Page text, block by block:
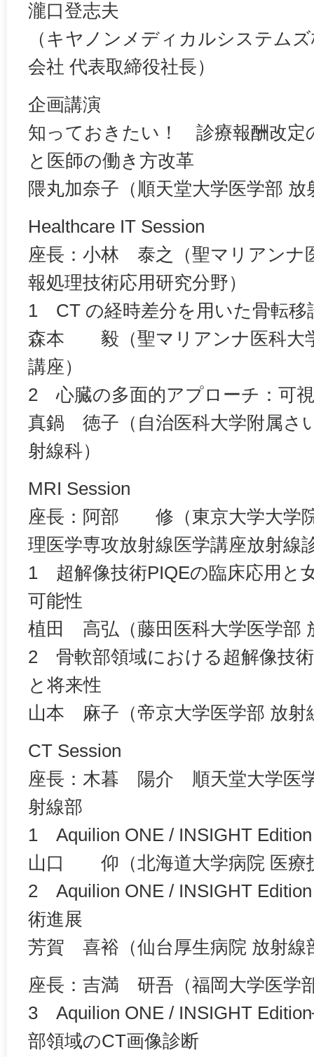
瀧口登志夫
（キヤノンメディカルシステム
会社 代表取締役社長）
企画講演
知っておきたい！ 診療報酬改定
と医師の働き方改革
隈丸加奈子（順天堂大学医学部 放
Healthcare IT Session
座長：小林 泰之（聖マリアンナ
報処理技術応用研究分野）
1 CT の経時差分を用いた骨転移
森本 毅（聖マリアンナ医科大
講座）
2 心臓の多面的アプローチ：可
真鍋 徳子（自治医科大学附属さ
射線科）
MRI Session
座長：阿部 修（東京大学大学
理医学専攻放射線医学講座放射線
1 超解像技術PIQEの臨床応用と
可能性
植田 高弘（藤田医科大学医学部
2 骨軟部領域における超解像技
と将来性
山本 麻子（帝京大学医学部 放射
CT Session
座長：木暮 陽介 順天堂大学医
射線部
1 Aquilion ONE / INSIGHT
山口 仰（北海道大学病院 医療
2 Aquilion ONE / INSIGHT
術進展
芳賀 喜裕（仙台厚生病院 放射線
座長：吉満 研吾（福岡大学医学
3 Aquilion ONE / INSIGHT
部領域のCT画像診断